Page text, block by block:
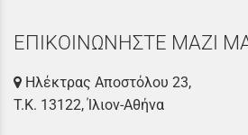
ΕΠΙΚΟΙΝΩΝΗΣΤΕ ΜΑΖΙ
Ηλέκτρας Αποστόλου 23,
Τ.Κ. 13122, Ίλιον-Αθήνα